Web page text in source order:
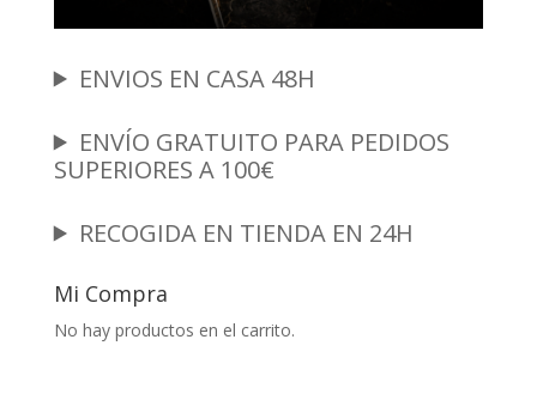
ENVIOS EN CASA 48H
ENVÍO GRATUITO PARA PEDIDOS
SUPERIORES A 100€
RECOGIDA EN TIENDA EN 24H
Mi Compra
No hay productos en el carrito.